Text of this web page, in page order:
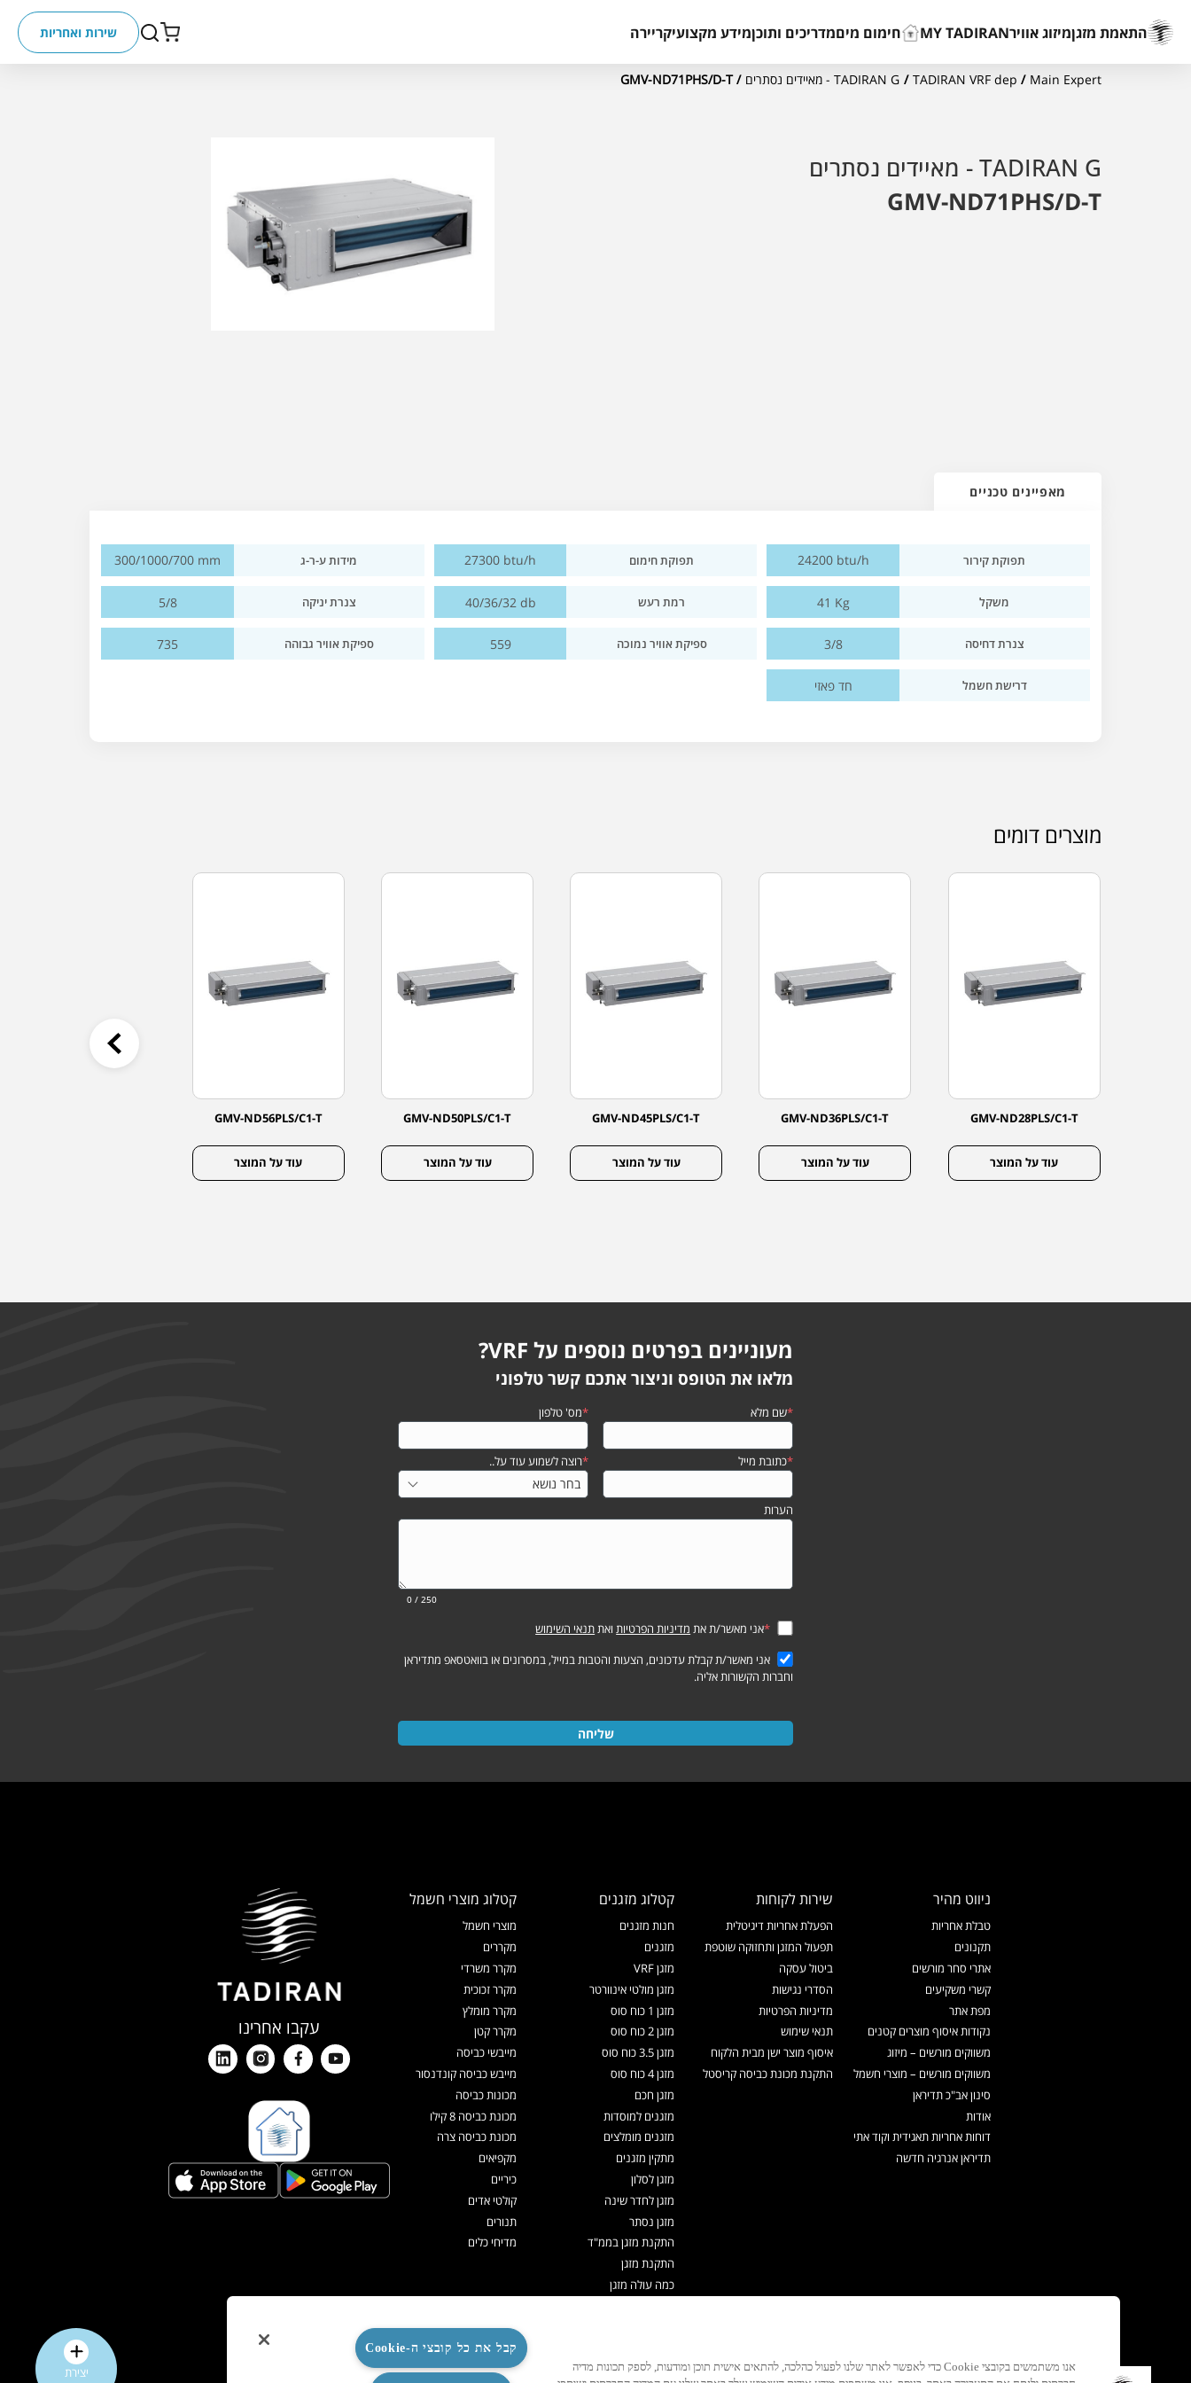
התאמת מזגןמיזוג אווירMY TADIRAN חימום מיםמדריכים ותוכןמידע מקצועיקריירה שירות ואחריות
Main Expert
/
TADIRAN VRF dep
/ TADIRAN G - מאיידים נסתרים / GMV-ND71PHS/D-T
TADIRAN G - מאיידים נסתרים
GMV-ND71PHS/D-T
מאפיינים טכניים
תפוקת קירור 24200 btu/h תפוקת חימום 27300 btu/h מידות ע-ר-ג 300/1000/700 mm
משקל 41 Kg רמת רעש 40/36/32 db צנרת יניקה 5/8
צנרת דחיסה 3/8 ספיקת אוויר נמוכה 559 ספיקת אוויר גבוהה 735
דרישת חשמל חד פאזי
מוצרים דומים
GMV-ND28PLS/C1-T
עוד על המוצר
GMV-ND36PLS/C1-T
עוד על המוצר
GMV-ND45PLS/C1-T
עוד על המוצר
GMV-ND50PLS/C1-T
עוד על המוצר
GMV-ND56PLS/C1-T
עוד על המוצר
מעוניינים בפרטים נוספים על VRF?
מלאו את הטופס וניצור אתכם קשר טלפוני
*שם מלא *מס' טלפון
*כתובת מייל *רוצה לשמוע עוד על..
הערות
0 / 250
*אני מאשר/ת את מדיניות הפרטיות ואתתנאי השימוש
אני מאשר/ת קבלת עדכונים, הצעות והטבות במייל, במסרונים או בוואטסאפ מתדיראן
וחברות הקשורות אליה.
שליחה
ניווט מהיר
טבלת אחריות
תקנונים
אתרי סחר מורשים
קשרי משקיעים
מפת אתר
נקודות איסוף מוצרים קטנים
משווקים מורשים – מיזוג
משווקים מורשים – מוצרי חשמל
סינון אב"כ תדיראן
אודות
דוחות אחריות תאגידית וקוד אתי
תדיראן אנרגיה חדשה
שירות לקוחות
הפעלת אחריות דיגיטלית
תפעול המזגן ותחזוקה שוטפת
ביטול עסקה
הסדרי נגישות
מדיניות הפרטיות
תנאי שימוש
איסוף מוצר ישן מבית הלקוח
התקנת מכונת כביסה קריסטל
קטלוג מזגנים
חנות מזגנים
מזגנים
מזגן VRF
מזגן מולטי אינוורטר
מזגן 1 כוח סוס
מזגן 2 כוח סוס
מזגן 3.5 כוח סוס
מזגן 4 כוח סוס
מזגן חכם
מזגנים למוסדות
מזגנים מומלצים
מתקין מזגנים
מזגן לסלון
מזגן לחדר שינה
מזגן נסתר
התקנת מזגן בממ"ד
התקנת מזגן
כמה עולה מזגן
מערכות VRF
קטלוג מוצרי חשמל
מוצרי חשמל
מקררים
מקרר משרדי
מקרר זכוכית
מקרר מומלץ
מקרר קטן
מייבשי כביסה
מייבש כביסה קונדנסור
מכונות כביסה
מכונת כביסה 8 קילו
מכונת כביסה צרה
מקפיאים
כיריים
קולטי אדים
תנורים
מדיחי כלים
עקבו אחרינו
יצירת
אנו משתמשים בקובצי Cookie כדי לאפשר לאתר שלנו לפעול כהלכה, להתאים אישית תוכן ומודעות, לספק תכונות מדיה
קבל את כל קובצי ה-Cookie